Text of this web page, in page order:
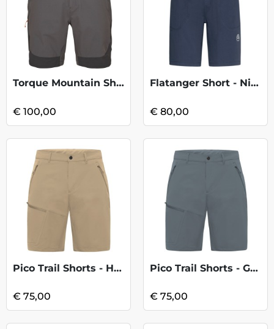
Torque Mountain Shorts 8 - Graphene
€ 100,00
Flatanger Short - Night Sky/Chalk
€ 80,00
Pico Trail Shorts - Hazel Wood
€ 75,00
Pico Trail Shorts - Grey Odessa
€ 75,00